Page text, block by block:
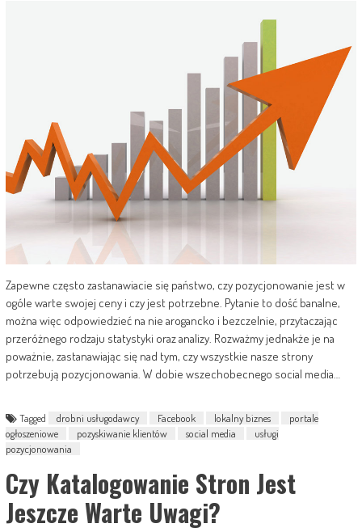
Zapewne często zastanawiacie się państwo, czy pozycjonowanie jest w
ogóle warte swojej ceny i czy jest potrzebne. Pytanie to dość banalne,
można więc odpowiedzieć na nie arogancko i bezczelnie, przytaczając
przeróżnego rodzaju statystyki oraz analizy. Rozważmy jednakże je na
poważnie, zastanawiając się nad tym, czy wszystkie nasze strony
potrzebują pozycjonowania. W dobie wszechobecnego social media…
Tagged drobni usługodawcy Facebook lokalny biznes
portale
ogłoszeniowe
pozyskiwanie klientów social media
usługi
pozycjonowania
Czy Katalogowanie Stron Jest
Jeszcze Warte Uwagi?